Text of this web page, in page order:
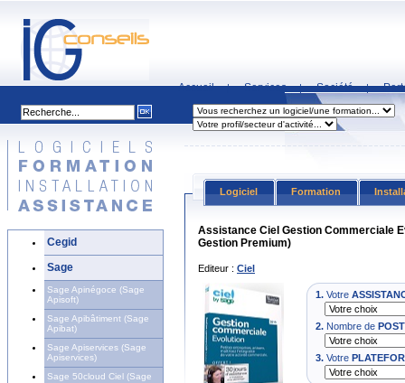
Accueil | Services | Société |
Cegid
Sage
Sage Apinégoce (Sage
Apisoft)
Sage Apibâtiment (Sage
Apibat)
Sage Apiservices (Sage
Apiservices)
Sage 50cloud Ciel (Sage
Logiciel Formation
Assistance Ciel Gestion Commerciale
Gestion Premium)
Editeur : Ciel
1. Votre
2. Nombre de
3. Votre